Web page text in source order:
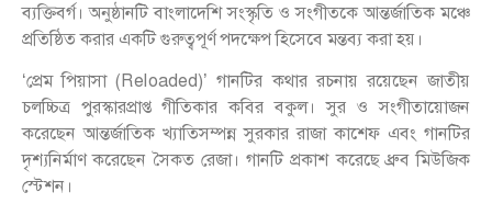
ব্যক্তিবর্গ। অনুষ্ঠানটি বাংলাদেশি সংস্কৃতি ও সংগীতকে আন্তর্জাতিক মঞ্চে
প্রতিষ্ঠিত করার একটি গুরুত্বপূর্ণ পদক্ষেপ হিসেবে মন্তব্য করা হয়।
‘প্রেম পিয়াসা (Reloaded)’ গানটির কথার রচনায় রয়েছেন জাতীয়
চলচ্চিত্র পুরস্কারপ্রাপ্ত গীতিকার কবির বকুল। সুর ও সংগীতায়োজন
করেছেন আন্তর্জাতিক খ্যাতিসম্পন্ন সুরকার রাজা কাশেফ এবং গানটির
দৃশ্যনির্মাণ করেছেন সৈকত রেজা। গানটি প্রকাশ করেছে ধ্রুব মিউজিক
স্টেশন।